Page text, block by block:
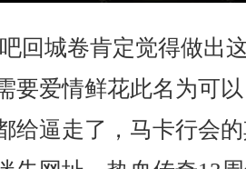
回城卷肯定觉得做出
要爱情鲜花此名为可
给逼走了，马卡行会